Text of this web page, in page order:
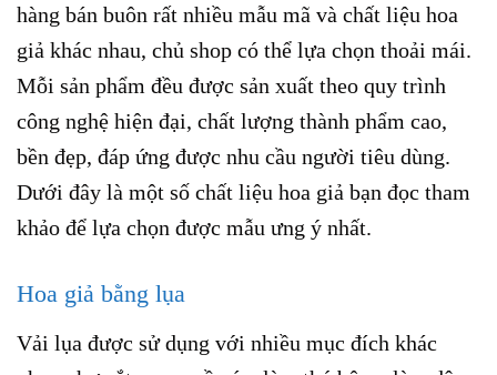
hàng bán buôn rất nhiều mẫu mã và chất liệu hoa
giả khác nhau, chủ shop có thể lựa chọn thoải mái.
Mỗi sản phẩm đều được sản xuất theo quy trình
công nghệ hiện đại, chất lượng thành phẩm cao,
bền đẹp, đáp ứng được nhu cầu người tiêu dùng.
Dưới đây là một số chất liệu hoa giả bạn đọc tham
khảo để lựa chọn được mẫu ưng ý nhất.
Hoa giả bằng lụa
Vải lụa được sử dụng với nhiều mục đích khác